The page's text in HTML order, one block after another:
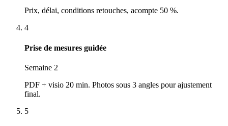
Prix, délai, conditions retouches, acompte 50 %.
4
Prise de mesures guidée
Semaine 2
PDF + visio 20 min. Photos sous 3 angles pour ajustement
final.
5